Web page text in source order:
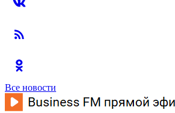
Все новости